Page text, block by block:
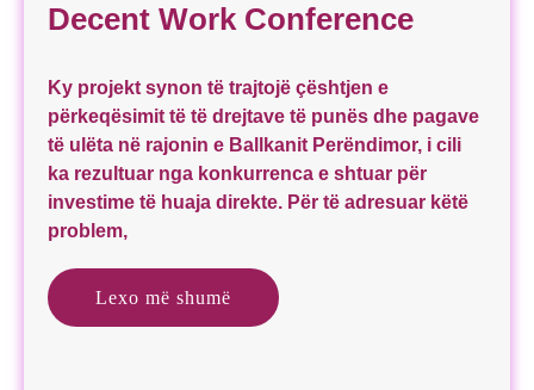
Decent Work Conference
Ky projekt synon të trajtojë çështjen e
përkeqësimit të të drejtave të punës dhe pagave
të ulëta në rajonin e Ballkanit Perëndimor, i cili
ka rezultuar nga konkurrenca e shtuar për
investime të huaja direkte. Për të adresuar këtë
problem,
Lexo më shumë